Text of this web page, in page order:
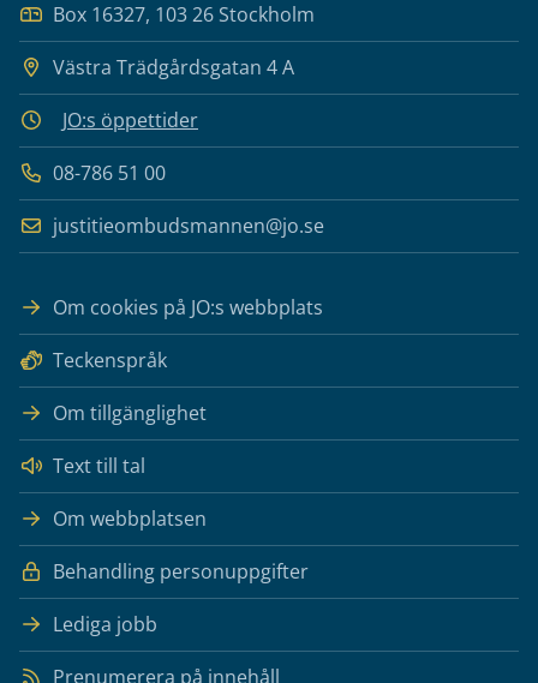
Box 16327, 103 26 Stockholm
Västra Trädgårdsgatan 4 A
JO:s öppettider
08-786 51 00
justitieombudsmannen@jo.se
Om cookies på JO:s webbplats
Teckenspråk
Om tillgänglighet
Text till tal
Om webbplatsen
Behandling personuppgifter
Lediga jobb
Prenumerera på innehåll